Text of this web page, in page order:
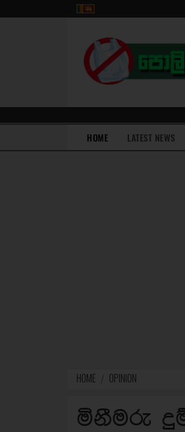
HOME(current)LATEST NEWS
HOME OPINION
මිනීමරු